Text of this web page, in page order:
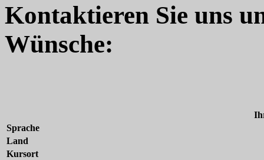
Kontaktieren Sie uns
Wünsche:
Sprache
Land
Kursort